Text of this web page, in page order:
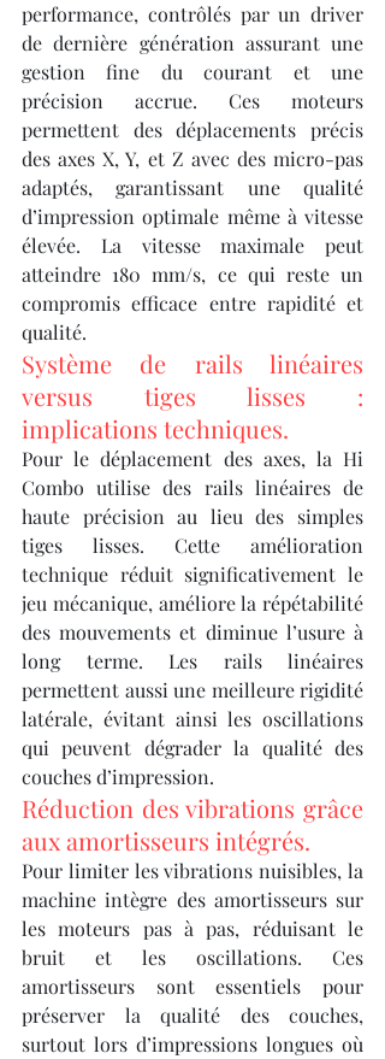
performance, contrôlés par un driver
de dernière génération assurant une
gestion fine du courant et une
précision accrue. Ces moteurs
permettent des déplacements précis
des axes X, Y, et Z avec des micro-pas
adaptés, garantissant une qualité
d’impression optimale même à vitesse
élevée. La vitesse maximale peut
atteindre 180 mm/s, ce qui reste un
compromis efficace entre rapidité et
qualité.
Système de rails linéaires
versus tiges lisses :
implications techniques.
Pour le déplacement des axes, la Hi
Combo utilise des rails linéaires de
haute précision au lieu des simples
tiges lisses. Cette amélioration
technique réduit significativement le
jeu mécanique, améliore la répétabilité
des mouvements et diminue l’usure à
long terme. Les rails linéaires
permettent aussi une meilleure rigidité
latérale, évitant ainsi les oscillations
qui peuvent dégrader la qualité des
couches d’impression.
Réduction des vibrations grâce
aux amortisseurs intégrés.
Pour limiter les vibrations nuisibles, la
machine intègre des amortisseurs sur
les moteurs pas à pas, réduisant le
bruit et les oscillations. Ces
amortisseurs sont essentiels pour
préserver la qualité des couches,
surtout lors d’impressions longues où